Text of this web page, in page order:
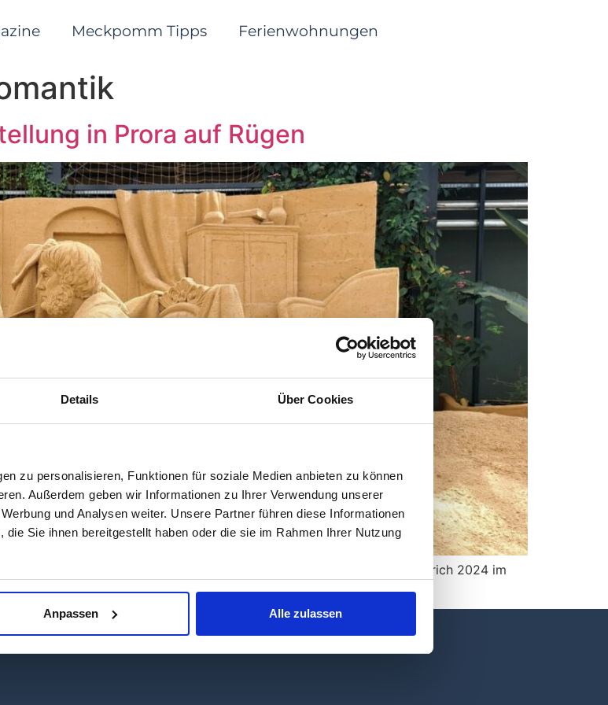
Details Über Cookies
zu personalisieren, Funktionen für soziale Medien anbieten zu können
Außerdem geben wir Informationen zu Ihrer Verwendung unserer
und Analysen weiter. Unsere Partner führen diese Informationen
Sie ihnen bereitgestellt haben oder die sie im Rahmen Ihrer Nutzung
Anpassen Alle zulassen
Meckpomm Tipps Ferienwohnungen
in Prora auf Rügen
sind der Pirat Klaus Störtebeker und der Maler Caspar David Friedrich 2024 im
und ein bisschen Meer“ dar.